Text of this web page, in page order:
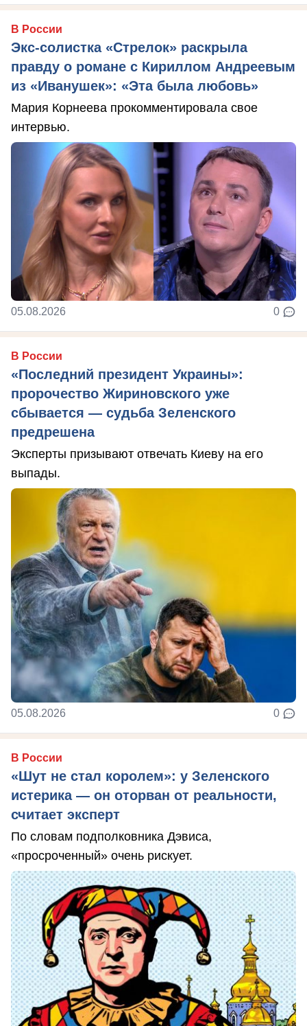
В России
Экс-солистка «Стрелок» раскрыла
правду о романе с Кириллом Андреевым
из «Иванушек»: «Эта была любовь»
Мария Корнеева прокомментировала свое
интервью.
05.08.2026 0
В России
«Последний президент Украины»:
пророчество Жириновского уже
сбывается — судьба Зеленского
предрешена
Эксперты призывают отвечать Киеву на его
выпады.
05.08.2026 0
В России
«Шут не стал королем»: у Зеленского
истерика — он оторван от реальности,
считает эксперт
По словам подполковника Дэвиса,
«просроченный» очень рискует.